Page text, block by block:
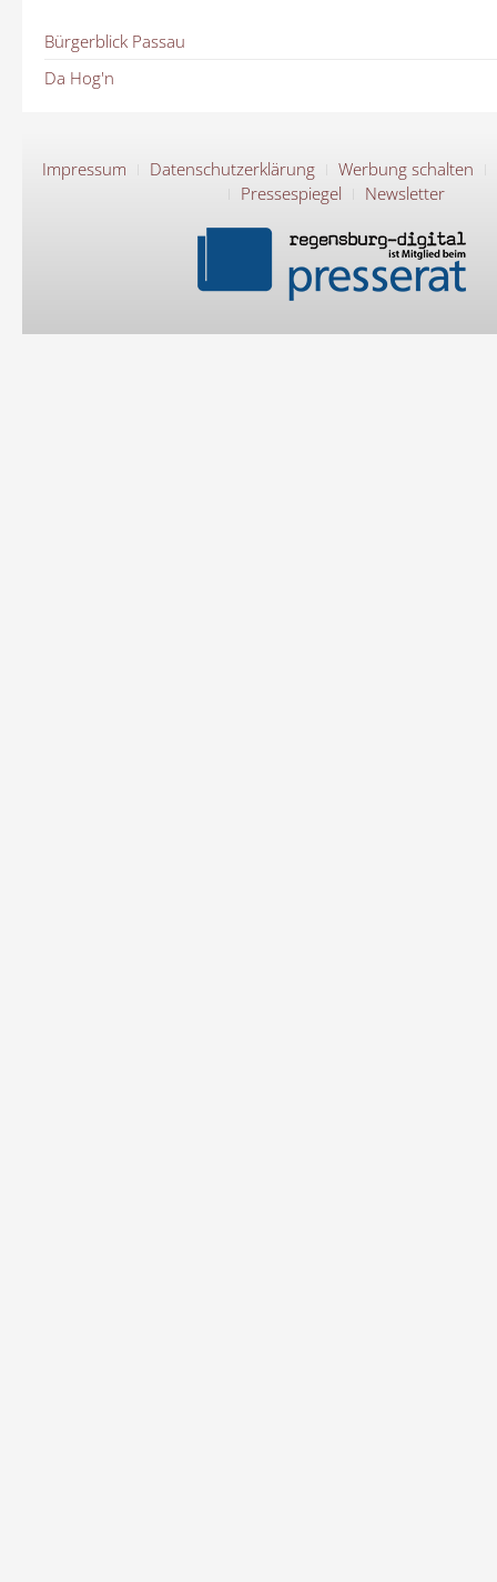
Bürgerblick Passau
Da Hog'n
Impressum Datenschutzerklärung
Werbung schalten
Pressespiegel
Newsletter